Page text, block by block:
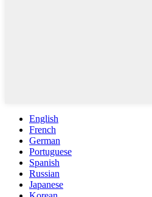
English
French
German
Portuguese
Spanish
Russian
Japanese